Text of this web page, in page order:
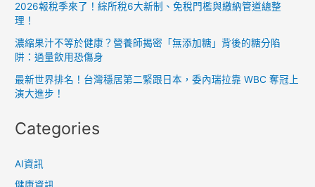
2026報稅季來了！綜所稅6大新制、免稅門檻與繳納管道總整
理！
濃縮果汁不等於健康？營養師揭密「無添加糖」背後的糖分陷
阱：過量飲用恐傷身
最新世界排名！台灣穩居第二緊跟日本，委內瑞拉靠 WBC 奪冠上
演大進步！
Categories
AI資訊